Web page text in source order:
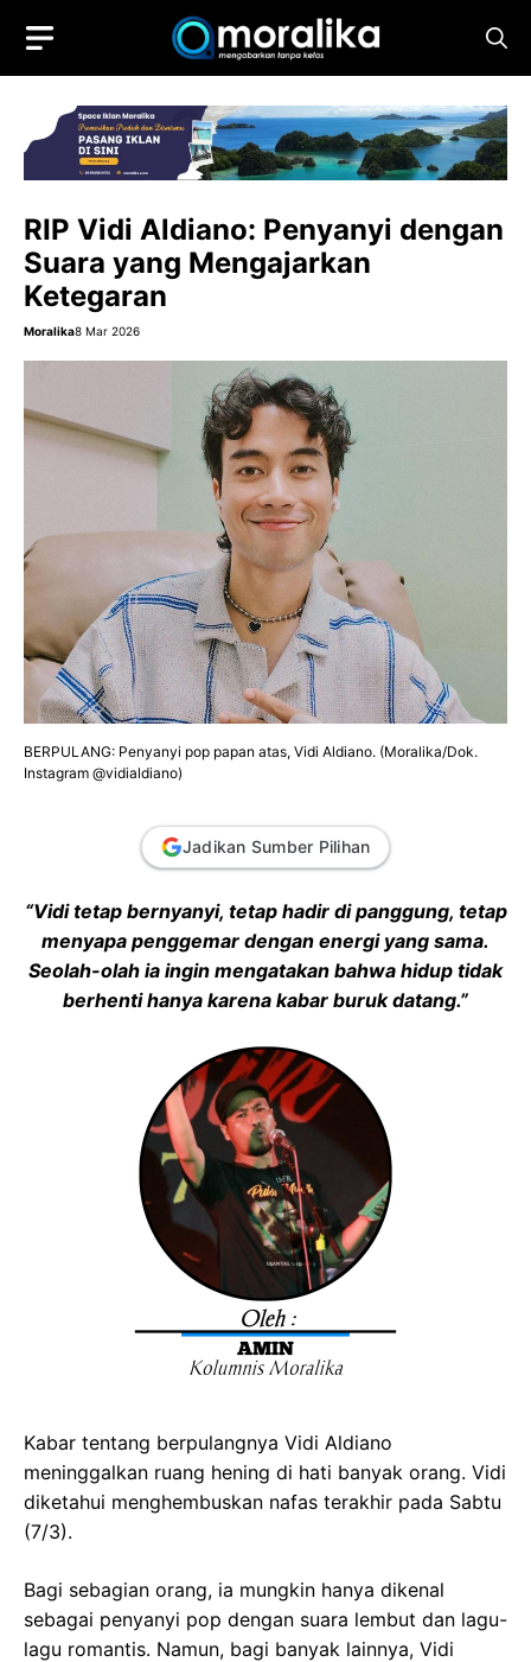
content
RIP Vidi Aldiano: Penyanyi dengan
Suara yang Mengajarkan
Ketegaran
Moralika8 Mar 2026
BERPULANG: Penyanyi pop papan atas, Vidi Aldiano. (Moralika/Dok.
Instagram @vidialdiano)
Jadikan Sumber Pilihan
“Vidi tetap bernyanyi, tetap hadir di panggung, tetap
menyapa penggemar dengan energi yang sama.
Seolah-olah ia ingin mengatakan bahwa hidup tidak
berhenti hanya karena kabar buruk datang.”
Kabar tentang berpulangnya Vidi Aldiano
meninggalkan ruang hening di hati banyak orang. Vidi
diketahui menghembuskan nafas terakhir pada Sabtu
(7/3).
Bagi sebagian orang, ia mungkin hanya dikenal
sebagai penyanyi pop dengan suara lembut dan lagu-
lagu romantis. Namun, bagi banyak lainnya, Vidi